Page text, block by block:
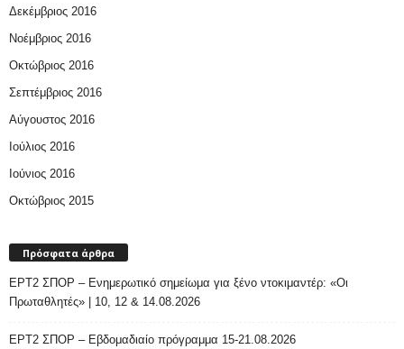
Δεκέμβριος 2016
Νοέμβριος 2016
Οκτώβριος 2016
Σεπτέμβριος 2016
Αύγουστος 2016
Ιούλιος 2016
Ιούνιος 2016
Οκτώβριος 2015
Πρόσφατα άρθρα
ΕΡΤ2 ΣΠΟΡ – Ενημερωτικό σημείωμα για ξένο ντοκιμαντέρ: «Οι
Πρωταθλητές» | 10, 12 & 14.08.2026
ΕΡΤ2 ΣΠΟΡ – Εβδομαδιαίο πρόγραμμα 15-21.08.2026